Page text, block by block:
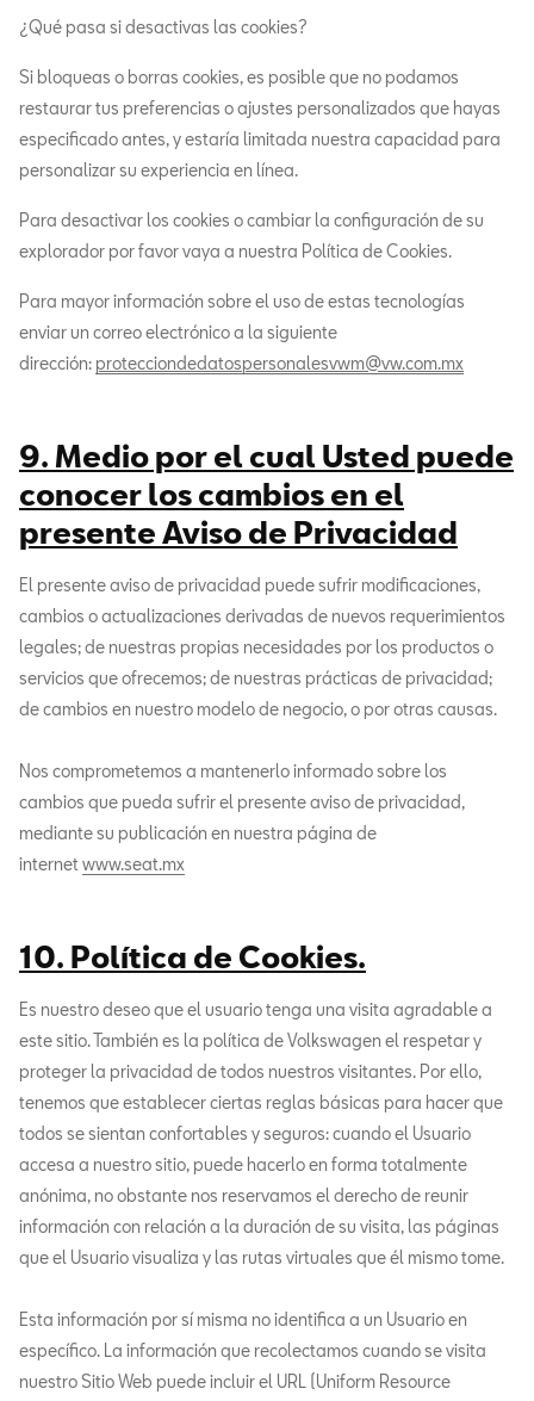
¿Qué pasa si desactivas las cookies?
Si bloqueas o borras cookies, es posible que no podamos
restaurar tus preferencias o ajustes personalizados que hayas
especificado antes, y estaría limitada nuestra capacidad para
personalizar su experiencia en línea.
Para desactivar los cookies o cambiar la configuración de su
explorador por favor vaya a nuestra Política de Cookies.
Para mayor información sobre el uso de estas tecnologías
enviar un correo electrónico a la siguiente
dirección: protecciondedatospersonalesvwm@vw.com.mx
9. Medio por el cual Usted puede
conocer los cambios en el
presente Aviso de Privacidad
El presente aviso de privacidad puede sufrir modificaciones,
cambios o actualizaciones derivadas de nuevos requerimientos
legales; de nuestras propias necesidades por los productos o
servicios que ofrecemos; de nuestras prácticas de privacidad;
de cambios en nuestro modelo de negocio, o por otras causas.
Nos comprometemos a mantenerlo informado sobre los
cambios que pueda sufrir el presente aviso de privacidad,
mediante su publicación en nuestra página de
internet www.seat.mx
10. Política de Cookies.
Es nuestro deseo que el usuario tenga una visita agradable a
este sitio. También es la política de Volkswagen el respetar y
proteger la privacidad de todos nuestros visitantes. Por ello,
tenemos que establecer ciertas reglas básicas para hacer que
todos se sientan confortables y seguros: cuando el Usuario
accesa a nuestro sitio, puede hacerlo en forma totalmente
anónima, no obstante nos reservamos el derecho de reunir
información con relación a la duración de su visita, las páginas
que el Usuario visualiza y las rutas virtuales que él mismo tome.
Esta información por sí misma no identifica a un Usuario en
específico. La información que recolectamos cuando se visita
nuestro Sitio Web puede incluir el URL (Uniform Resource